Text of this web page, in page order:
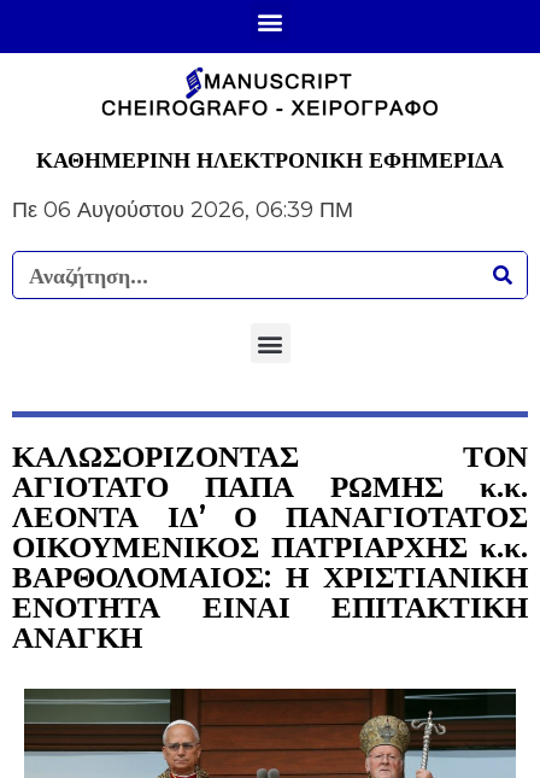
ΚΑΘΗΜΕΡΙΝΗ ΗΛΕΚΤΡΟΝΙΚΗ ΕΦΗΜΕΡΙΔΑ
Πε 06 Αυγούστου 2026, 06:39 ΠΜ
ΚΑΛΩΣΟΡΙΖΟΝΤΑΣ ΤΟΝ
ΑΓΙΟΤΑΤΟ ΠΑΠΑ ΡΩΜΗΣ κ.κ.
ΛΕΟΝΤΑ ΙΔ’ Ο ΠΑΝΑΓΙΟΤΑΤΟΣ
ΟΙΚΟΥΜΕΝΙΚΟΣ ΠΑΤΡΙΑΡΧΗΣ κ.κ.
ΒΑΡΘΟΛΟΜΑΙΟΣ: Η ΧΡΙΣΤΙΑΝΙΚΗ
ΕΝΟΤΗΤΑ ΕΙΝΑΙ ΕΠΙΤΑΚΤΙΚΗ
ΑΝΑΓΚΗ